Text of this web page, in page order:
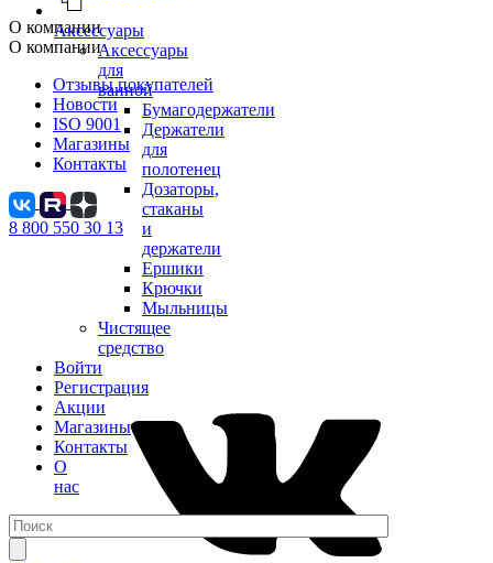
Аксессуары
Аксессуары
для
ванной
Бумагодержатели
Держатели
для
полотенец
Дозаторы,
стаканы
и
держатели
Ершики
Крючки
Мыльницы
Чистящее
средство
Войти
Регистрация
Акции
Магазины
Контакты
О
нас
О компании
О компании
Отзывы покупателей
Новости
ISO 9001
Магазины
Контакты
8 800 550 30 13